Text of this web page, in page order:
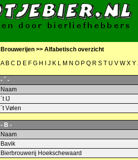
Brouwerijen >> Alfabetisch overzicht
A B C D E F G H J K L M N O P Q R S T U V W X Y
- ´ -
Naam
´t IJ
´t Vølen
- B -
Naam
Bavik
Bierbrouwerij Hoekschewaard